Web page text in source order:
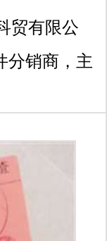
贸有限公
分销商，主
、
、
stm、